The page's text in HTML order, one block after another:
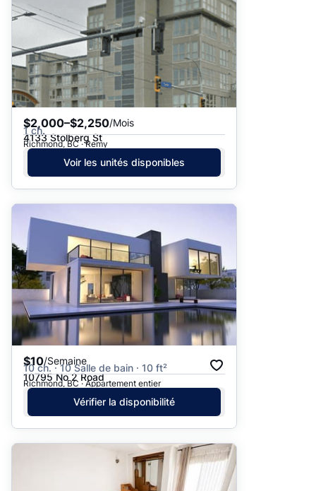
$2,000–$2,250/Mois
1 ch.
4133 Stolberg St
Richmond, BC · Remy
Voir les unités disponibles
$10/Semaine
10 ch. · 10 Salle de bain · 10 ft²
10795 No 2 Road
Richmond, BC · Appartement entier
Vérifier la disponibilité